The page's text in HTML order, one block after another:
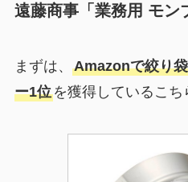
遠藤商事「業務用 モン
まずは、 Amazonで絞り
ー1位を獲得しているこち